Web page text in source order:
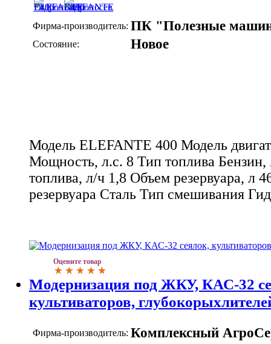
Фирма-производитель: ПК "Полезные
Состояние: Новое
Модель ELEFANTE 400 Модель
Мощность, л.с. 8 Тип топлива
топлива, л/ч 1,8 Объем резервуара, л
резервуара Сталь Тип смешивания
Оцените товар
Модернизация под ЖКУ, КАС-32
культиваторов,
Фирма-производитель: Комплексный